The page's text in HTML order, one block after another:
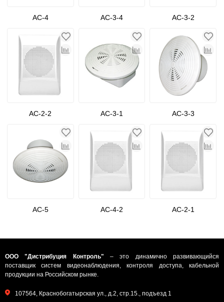
АС-4 АС-3-4 АС-3-2
АС-2-2 АС-3-1 АС-3-3
АС-5 АС-4-2 АС-2-1
ООО "Дистрибуция Контроль" – это динамично развивающийся
поставщик систем видеонаблюдения, контроля доступа, кабельной
продукции на Российском рынке.
107564, Краснобогатырская ул., д.2, стр.15., подъезд 1